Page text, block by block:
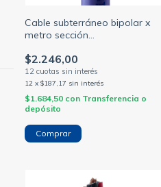
Cable subterráneo bipolar x
metro sección
(NORMALIZADO)
$2.246,00
12 x$187,17 sin interés
$1.684,50 con Transferencia o
depósito
Comprar